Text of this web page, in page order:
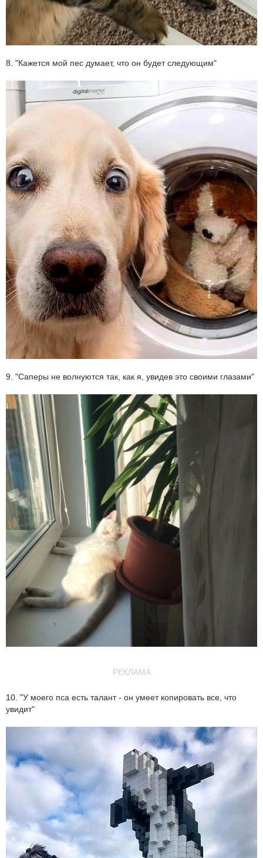
8. "Кажется мой пес думает, что он будет следующим"
9. "Саперы не волнуются так, как я, увидев это своими глазами"
РЕКЛАМА
10. "У моего пса есть талант - он умеет копировать все, что
увидит"